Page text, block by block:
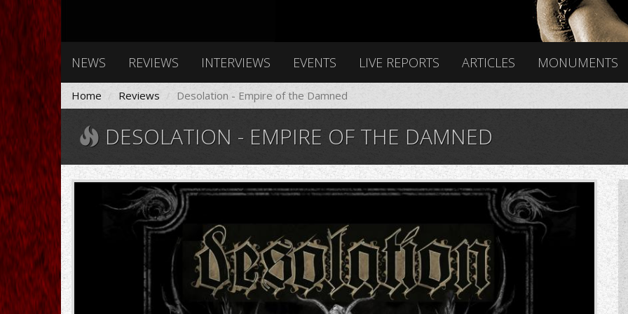
NEWS REVIEWS INTERVIEWS EVENTS LIVE REPORTS ARTICLES MONUMENTS
Home Reviews Desolation - Empire of the Damned
DESOLATION - EMPIRE OF THE DAMNED
a1125884214_10.jpg